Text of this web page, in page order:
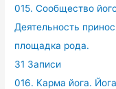
015. Сообщество
Деятельность
площадка рода.
31 Записи
016. Карма йога.